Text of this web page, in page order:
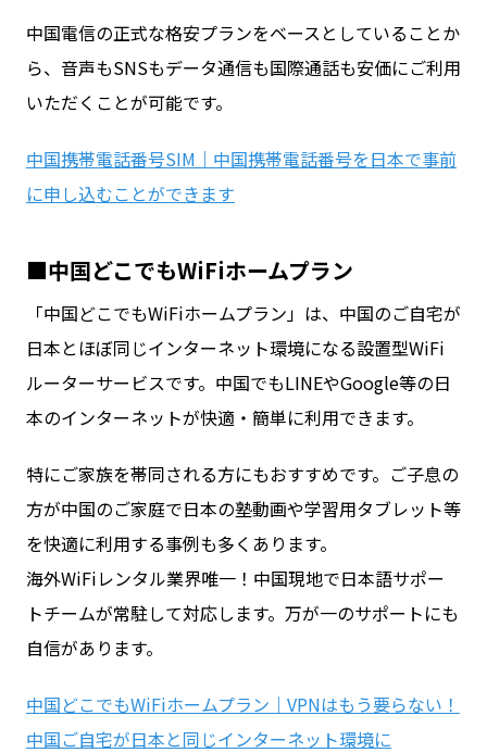
中国電信の正式な格安プランをベースとしていることか
ら、音声もSNSもデータ通信も国際通話も安価にご利用
いただくことが可能です。
中国携帯電話番号SIM｜中国携帯電話番号を日本で事前
に申し込むことができます
■中国どこでもWiFiホームプラン
「中国どこでもWiFiホームプラン」は、中国のご自宅が
日本とほぼ同じインターネット環境になる設置型WiFi
ルーターサービスです。中国でもLINEやGoogle等の日
本のインターネットが快適・簡単に利用できます。
特にご家族を帯同される方にもおすすめです。ご子息の
方が中国のご家庭で日本の塾動画や学習用タブレット等
を快適に利用する事例も多くあります。
海外WiFiレンタル業界唯一！中国現地で日本語サポー
トチームが常駐して対応します。万が一のサポートにも
自信があります。
中国どこでもWiFiホームプラン｜VPNはもう要らない！
中国ご自宅が日本と同じインターネット環境に